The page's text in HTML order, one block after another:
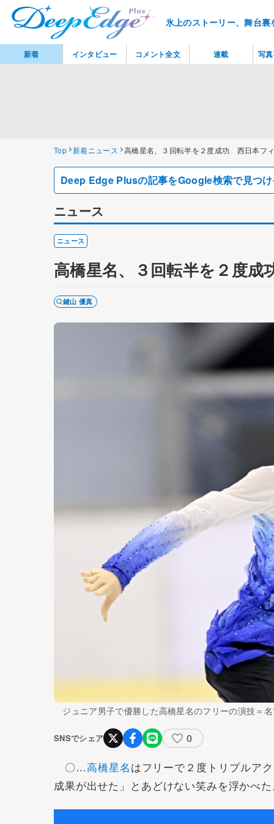
氷上のストーリー、舞台
Top 新着ニュース 高橋星名、３回転半を２度成功 西日本フ
Deep Edge Plusの記事をGoogle検索で見つ
ニュース
ニュース
高橋星名、３回転半を２度
鍵山 優真
ジュニア男子で優勝した高橋星名のフリーの演技＝
SNSでシェア 0
〇…高橋星名はフリーで２度トリプルア
成果が出せた」とあどけない笑みを浮かべ
新着 インタビュー コメント全文 連載 写